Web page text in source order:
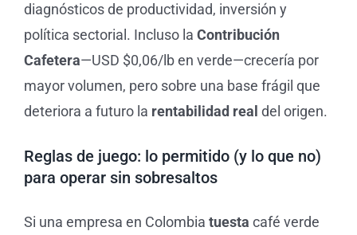
diagnósticos de productividad, inversión y
política sectorial. Incluso la Contribución
Cafetera—USD $0,06/lb en verde—crecería por
mayor volumen, pero sobre una base frágil que
deteriora a futuro la rentabilidad real del origen.
Reglas de juego: lo permitido (y lo que no)
para operar sin sobresaltos
Si una empresa en Colombia tuesta café verde